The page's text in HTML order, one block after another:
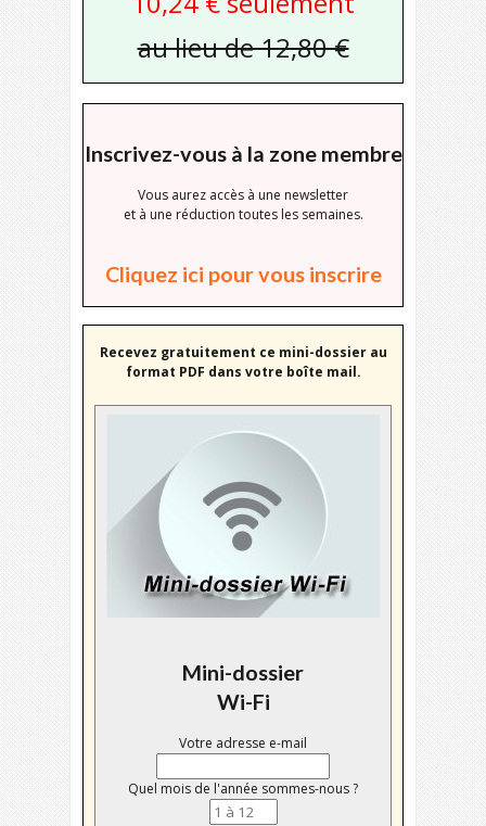
au lieu de 12,80 €
Inscrivez-vous à la zone membre
Vous aurez accès à une newsletter
et à une réduction toutes les semaines.
Cliquez ici pour vous inscrire
Recevez gratuitement ce mini-dossier au
format PDF dans votre boîte mail.
Mini-dossier
Wi-Fi
Votre adresse e-mail
Quel mois de l'année sommes-nous ?